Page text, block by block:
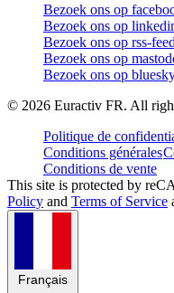
Bezoek ons op
Bezoek ons op
Bezoek ons op rss-feed
Bezoek ons op
Bezoek ons op
© 2026 Euractiv FR. All
Politique de
Conditions générales
Conditions de vente
This site is protected by
Policy and Terms of Service
Français